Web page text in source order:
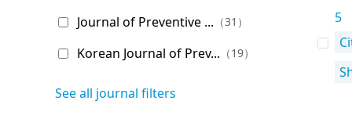
Journal of Preventive ... （31）
Korean Journal of Prev... （19）
See all journal filters
5